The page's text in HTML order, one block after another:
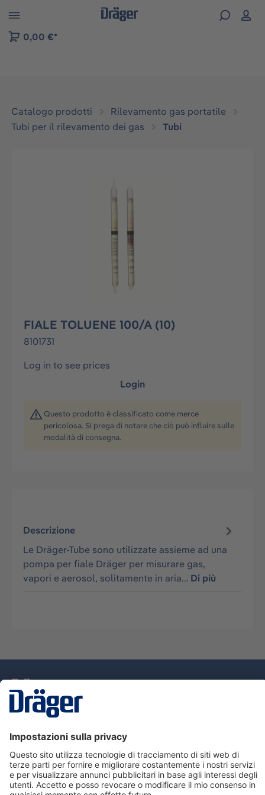
Skip to B2B platform navigation
0,00 €*
Catalogo prodotti
Rilevamento gas portatile
Tubi per il rilevamento dei gas
Tubi
FIALE TOLUENE 100/A (10)
8101731
Log in to see prices
Login
Questo prodotto è classificato come merce
pericolosa. Si prega di notare che ciò può influire sulle
modalità di consegna.
Descrizione
Le Dräger-Tube sono utilizzate assieme ad una
pompa per fiale Dräger per misurare gas,
vapori e aerosol, solitamente in aria… Di più
Assistenza
Informazioni su Dräger
Informazioni